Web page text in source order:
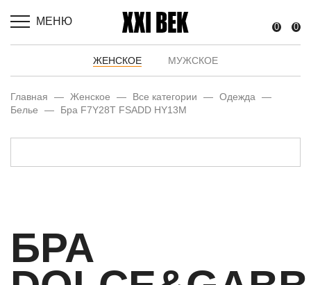
МЕНЮ 0 0
ЖЕНСКОЕ МУЖСКОЕ
Главная — Женское — Все категории — Одежда
—
Белье
— Бра F7Y28T FSADD HY13M
БРА